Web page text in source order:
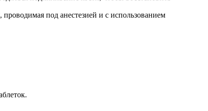
под анестезией и с использованием